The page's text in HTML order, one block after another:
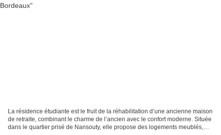
La résidence étudiante est le fruit de la réhabilitation d’une ancienne maison
de retraite, combinant le charme de l’ancien avec le confort moderne. Située
dans le quartier prisé de Nansouty, elle propose des logements meublés,